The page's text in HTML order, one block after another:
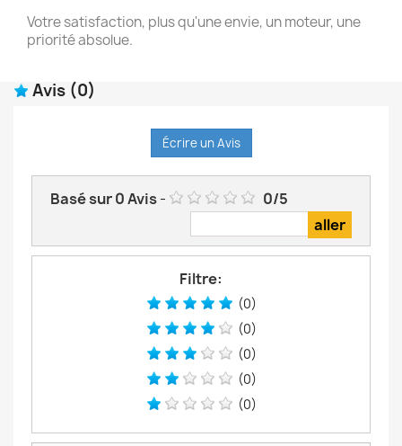
Votre satisfaction, plus qu'une envie, un moteur, une
priorité absolue.
Avis (0)
Écrire un Avis
Basé sur0Avis- 0/5
Filtre:
(0)
(0)
(0)
(0)
(0)